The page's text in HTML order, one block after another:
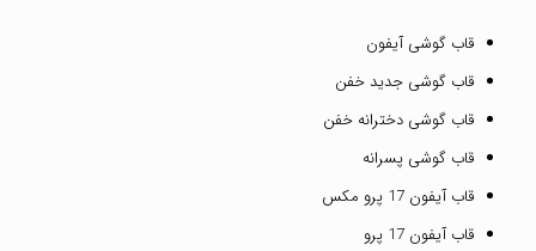
قاب گوشی آیفون
قاب گوشی جدید خفن
قاب گوشی دخترانه خفن
قاب گوشی پسرانه
قاب آیفون 17 پرو مکس
قاب آیفون 17 پرو